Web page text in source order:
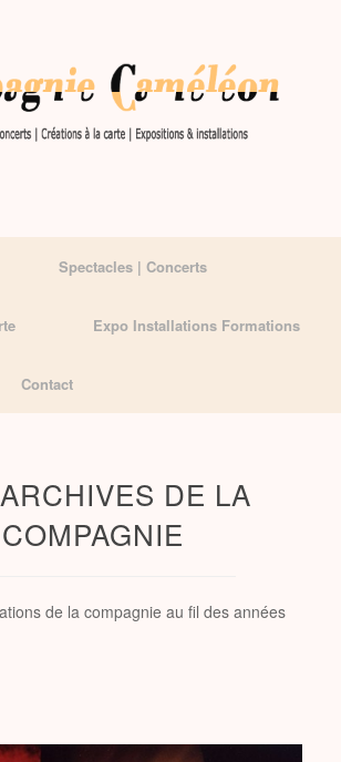
Spectacles | Concerts
Expo Installations Formations
Contact
DE LA
COMPAGNIE
de la compagnie au fil des années